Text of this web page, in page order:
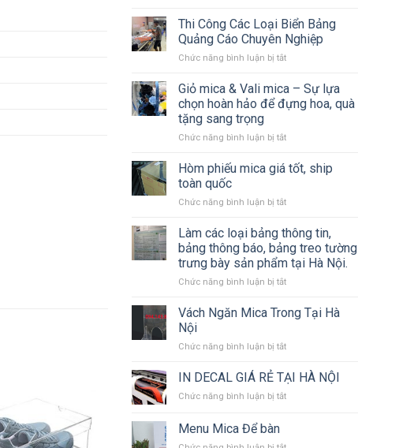
vụ
Thiết
kế
&
công
Biển
Bạt,
Sự
Standee,
Sân
Thi Công Các Loại Biển Bảng
Quảng Cáo Chuyên Nghiệp
Chức năng bình luận bị tắtở
Công
Các
Loại
Bảng
Cáo
Giỏ mica & Vali mica – Sự lựa
chọn hoàn hảo để đựng hoa, quà
tặng sang trọng
Chức năng bình luận bị tắtở
mica
mica
Sự
lựa
chọn
hoàn
hảo
đựng
tặng
trọng
Hòm phiếu mica giá tốt, ship
toàn quốc
Chức năng bình luận bị tắtở
phiếu
mica
giá
tốt,
ship
quốc
Làm các loại bảng thông tin,
bảng thông báo, bảng treo tường
trưng bày sản phẩm tại Hà Nội.
Chức năng bình luận bị tắtở
các
loại
thông
bảng
báo,
tường
Vách Ngăn Mica Trong Tại Hà
Nội
Chức năng bình luận bị tắtở
Ngăn
Mica
Trong
IN DECAL GIÁ RẺ TẠI HÀ NỘI
Chức năng bình luận bị tắtở
Menu Mica Để bàn